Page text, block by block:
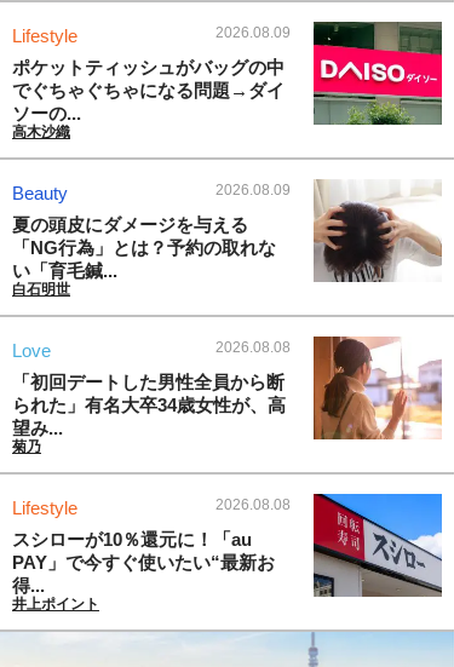
Lifestyle 2026.08.09
ポケットティッシュがバッグの中
でぐちゃぐちゃになる問題→ダイ
ソーの...
高木沙織
Beauty 2026.08.09
夏の頭皮にダメージを与える
「NG行為」とは？予約の取れな
い「育毛鍼...
白石明世
Love 2026.08.08
「初回デートした男性全員から断
られた」有名大卒34歳女性が、高
望み...
菊乃
Lifestyle 2026.08.08
スシローが10％還元に！「au
PAY」で今すぐ使いたい“最新お
得...
井上ポイント